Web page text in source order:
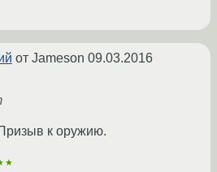
от Jameson 09.03.2016
к оружию.